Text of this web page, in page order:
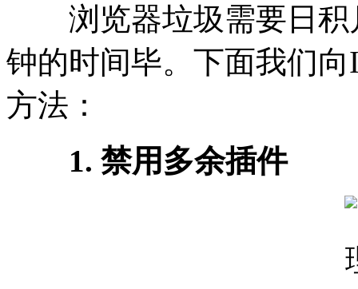
浏览器垃圾需要日积
钟的时间毕。下面我们
方法：
1. 禁用多余插件